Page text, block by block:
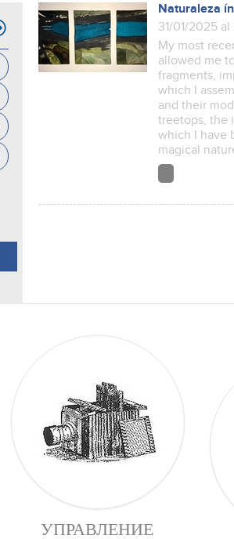
Naturaleza
31/01/2025
My most
allowed me
fragments,
which I
and their
treetops, the
which I have
magical
УПРАВЛЕНИЕ